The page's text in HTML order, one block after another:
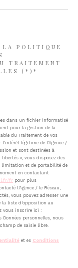
POLITIQUE
TRAITEMENT
(*)*
dans un fichier informatisé
pour la gestion de la
du Traitement de vos
l'intérêt légitime de l'Agence /
et sont destinées à
», vous disposez des
limitation et de portabilité de
en contactant
fr pour plus
l'Agence / le Réseau,
vous pouvez adresser une
la liste d'opposition au
vous inscrire ici :
personnelles, nous
de saisie libre.
et es Conditions